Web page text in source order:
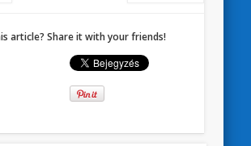
article? Share it with your friends!